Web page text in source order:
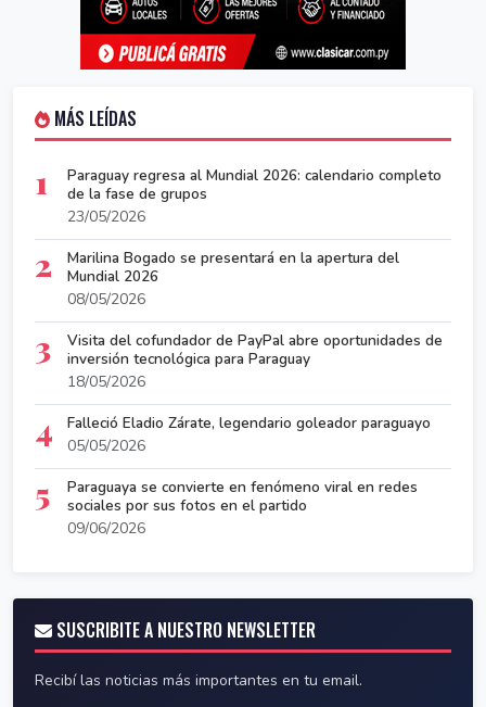
MÁS LEÍDAS
1
Paraguay regresa al Mundial 2026: calendario completo
de la fase de grupos
23/05/2026
2
Marilina Bogado se presentará en la apertura del
Mundial 2026
08/05/2026
3
Visita del cofundador de PayPal abre oportunidades de
inversión tecnológica para Paraguay
18/05/2026
4
Falleció Eladio Zárate, legendario goleador paraguayo
05/05/2026
5
Paraguaya se convierte en fenómeno viral en redes
sociales por sus fotos en el partido
09/06/2026
SUSCRIBITE A NUESTRO NEWSLETTER
Recibí las noticias más importantes en tu email.